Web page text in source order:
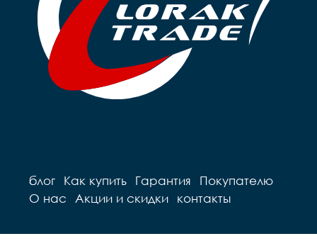
блог Как купить Гарантия
Покупателю
О нас
Акции и скидки контакты